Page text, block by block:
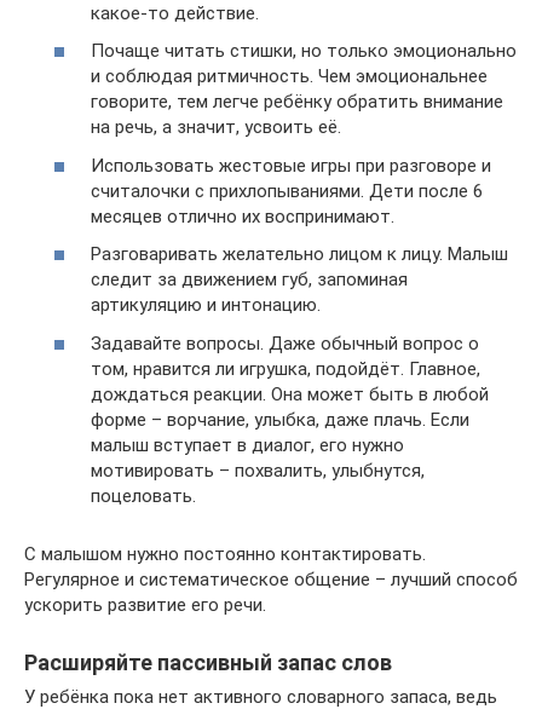
какое-то действие.
Почаще читать стишки, но только эмоционально
и соблюдая ритмичность. Чем эмоциональнее
говорите, тем легче ребёнку обратить внимание
на речь, а значит, усвоить её.
Использовать жестовые игры при разговоре и
считалочки с прихлопываниями. Дети после 6
месяцев отлично их воспринимают.
Разговаривать желательно лицом к лицу. Малыш
следит за движением губ, запоминая
артикуляцию и интонацию.
Задавайте вопросы. Даже обычный вопрос о
том, нравится ли игрушка, подойдёт. Главное,
дождаться реакции. Она может быть в любой
форме – ворчание, улыбка, даже плачь. Если
малыш вступает в диалог, его нужно
мотивировать – похвалить, улыбнутся,
поцеловать.
С малышом нужно постоянно контактировать.
Регулярное и систематическое общение – лучший способ
ускорить развитие его речи.
Расширяйте пассивный запас слов
У ребёнка пока нет активного словарного запаса, ведь